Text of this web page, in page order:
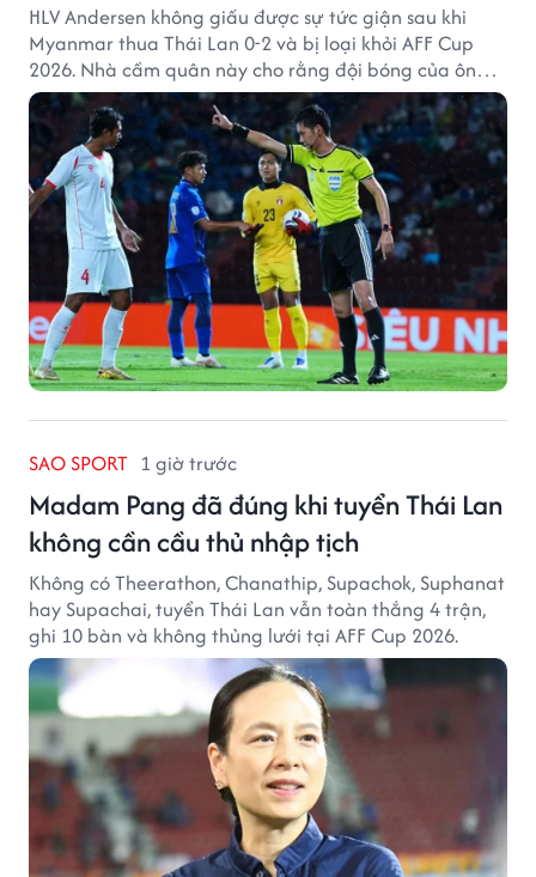
HLV Andersen không giấu được sự tức giận sau khi
Myanmar thua Thái Lan 0-2 và bị loại khỏi AFF Cup
2026. Nhà cầm quân này cho rằng đội bóng của ông
thất bại bởi những quyết định từ tổ trọng tài.
SAO SPORT 1 giờ trước
Madam Pang đã đúng khi tuyển Thái Lan
không cần cầu thủ nhập tịch
Không có Theerathon, Chanathip, Supachok, Suphanat
hay Supachai, tuyển Thái Lan vẫn toàn thắng 4 trận,
ghi 10 bàn và không thủng lưới tại AFF Cup 2026.